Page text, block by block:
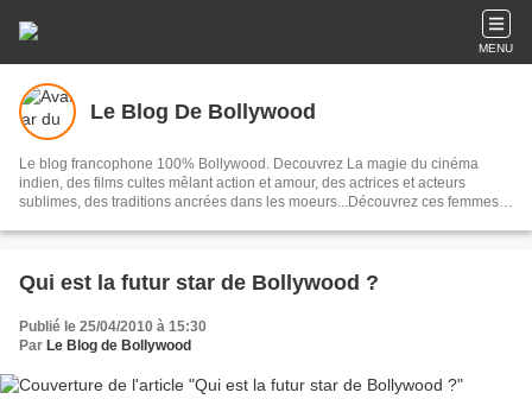
MENU
Le Blog De Bollywood
Le blog francophone 100% Bollywood. Decouvrez La magie du cinéma
indien, des films cultes mêlant action et amour, des actrices et acteurs
sublimes, des traditions ancrées dans les moeurs...Découvrez ces femmes
Qui est la futur star de Bollywood ?
Publié le 25/04/2010 à 15:30
Par Le Blog de Bollywood